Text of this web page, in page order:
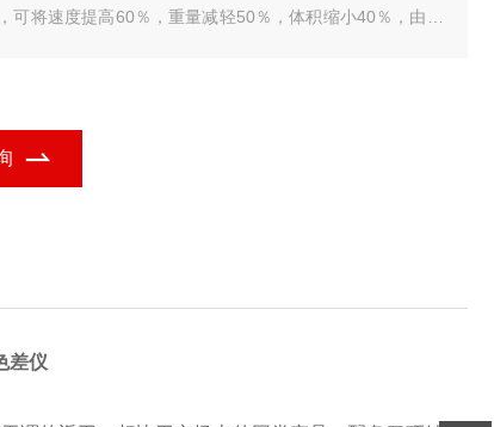
可将速度提高60％，重量减轻50％，体积缩小40％，由此
差仪